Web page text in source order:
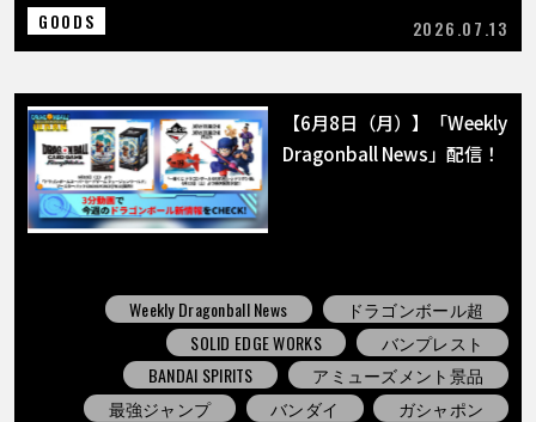
GOODS
2026.07.13
【6月8日（月）】「Weekly
Dragonball News」配信！
Weekly Dragonball News
ドラゴンボール超
SOLID EDGE WORKS
バンプレスト
BANDAI SPIRITS
アミューズメント景品
最強ジャンプ
バンダイ
ガシャポン